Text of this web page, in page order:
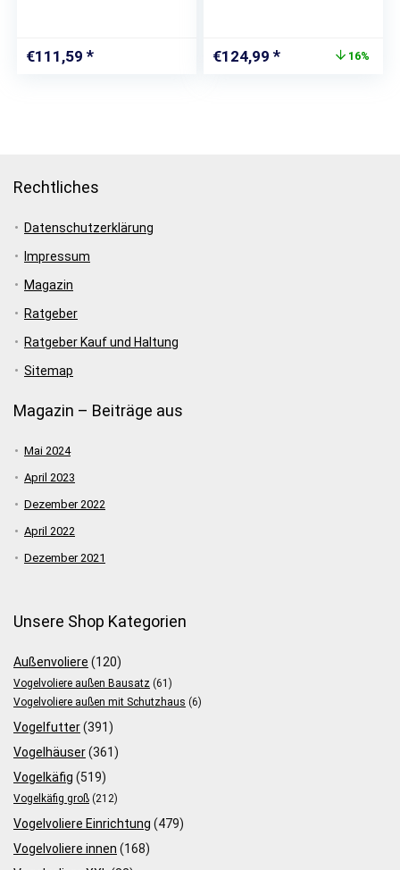
Nymphensittiche,
€111,59
Ursprünglicher
€124,99
Aktueller16%
Rechtliches
Datenschutzerklärung
Impressum
Magazin
Ratgeber
Ratgeber Kauf und Haltung
Sitemap
Magazin – Beiträge aus
Mai 2024
April 2023
Dezember 2022
April 2022
Dezember 2021
Unsere Shop Kategorien
Außenvoliere (120)
Vogelvoliere außen Bausatz (61)
Vogelvoliere außen mit Schutzhaus (6)
Vogelfutter(391)
Vogelhäuser(361)
Vogelkäfig (519)
Vogelkäfig groß (212)
Vogelvoliere Einrichtung (479)
Vogelvoliere innen (168)